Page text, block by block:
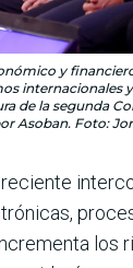
y
internacionales
de la segunda
Asoban. Foto:
los